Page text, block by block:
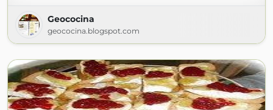
Geococina
geococina.blogspot.com